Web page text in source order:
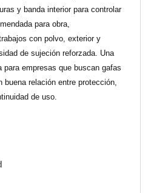
y banda interior para controlar
para obra,
con polvo, exterior y
de sujeción reforzada. Una
para empresas que buscan gafas
buena relación entre protección,
de uso.